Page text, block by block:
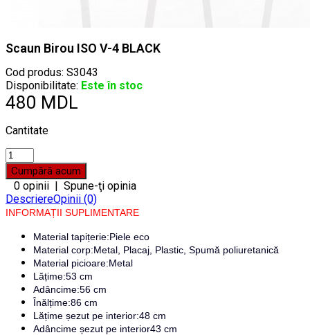
Scaun Birou ISO V-4 BLACK
Cod produs: S3043
Disponibilitate: Este în stoc
480 MDL
Cantitate
0 opinii | Spune-ţi opinia
DescriereOpinii (0)
INFORMAȚII SUPLIMENTARE
Material tapițerie:Piele eco
Material corp:Metal, Placaj, Plastic, Spumă poliuretanică
Material picioare:Metal
Lățime:53 cm
Adâncime:56 cm
Înălțime:86 cm
Lățime șezut pe interior:48 cm
Adâncime șezut pe interior43 cm